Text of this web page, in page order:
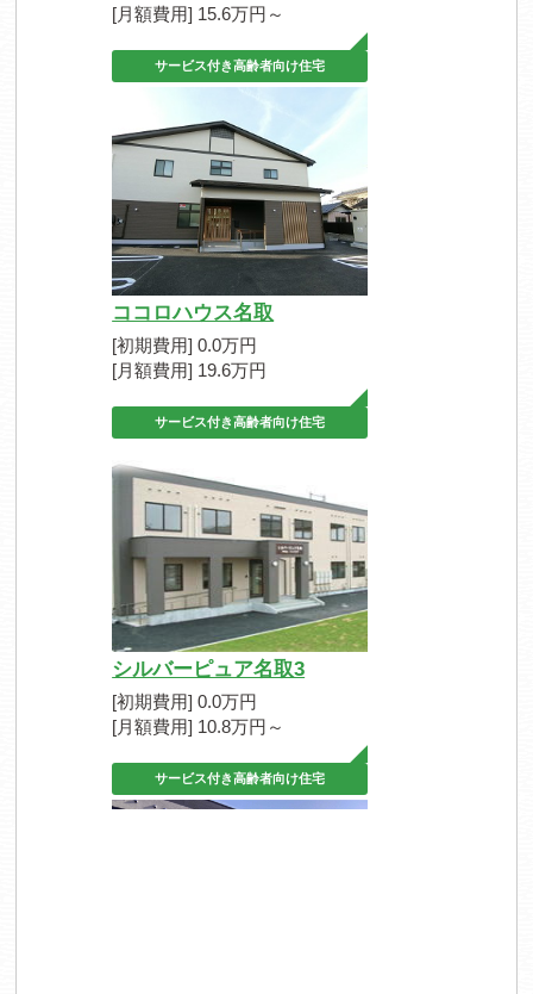
[月額費用] 15.6万円～
サービス付き高齢者向け住宅
ココロハウス名取
[初期費用] 0.0万円
[月額費用] 19.6万円
サービス付き高齢者向け住宅
シルバーピュア名取3
[初期費用] 0.0万円
[月額費用] 10.8万円～
サービス付き高齢者向け住宅